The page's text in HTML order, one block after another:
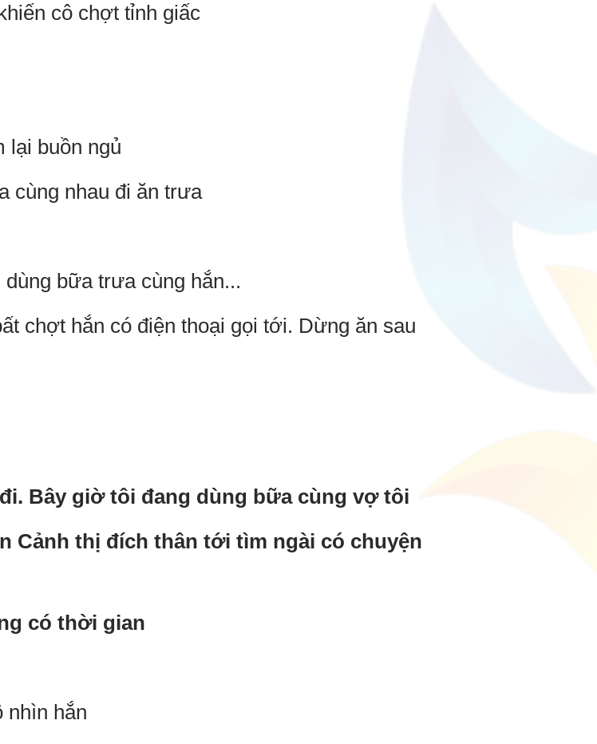
cô chợt tỉnh giấc
lại buồn ngủ
cùng nhau đi ăn trưa
bữa trưa cùng hắn...
chợt hắn có điện thoại gọi tới. Dừng ăn sau
Bây giờ tôi đang dùng bữa cùng vợ tôi
Cảnh thị đích thân tới tìm ngài có chuyện
có thời gian
nhìn hắn